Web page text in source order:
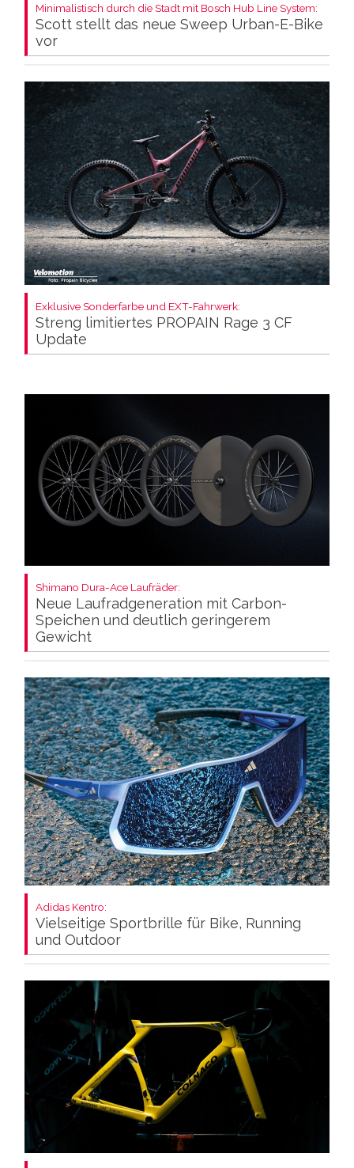
Minimalistisch durch die Stadt mit Bosch Hub Line System:
Scott stellt das neue Sweep Urban-E-Bike
vor
Exklusive Sonderfarbe und EXT-Fahrwerk:
Streng limitiertes PROPAIN Rage 3 CF
Update
Shimano Dura-Ace Laufräder:
Neue Laufradgeneration mit Carbon-
Speichen und deutlich geringerem
Gewicht
Adidas Kentro:
Vielseitige Sportbrille für Bike, Running
und Outdoor